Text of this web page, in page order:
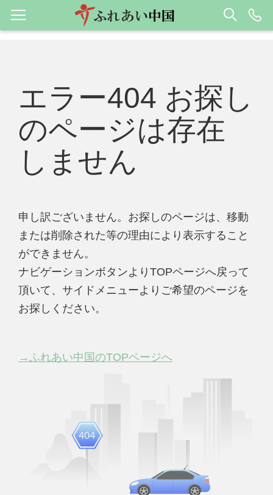
エラー404 お探し
のページは存在
しません
申し訳ございません。お探しのページは、移動
または削除された等の理由により表示すること
ができません。
ナビゲーションボタンよりTOPページへ戻って
頂いて、サイドメニューよりご希望のページを
お探しください。
→ふれあい中国のTOPページへ